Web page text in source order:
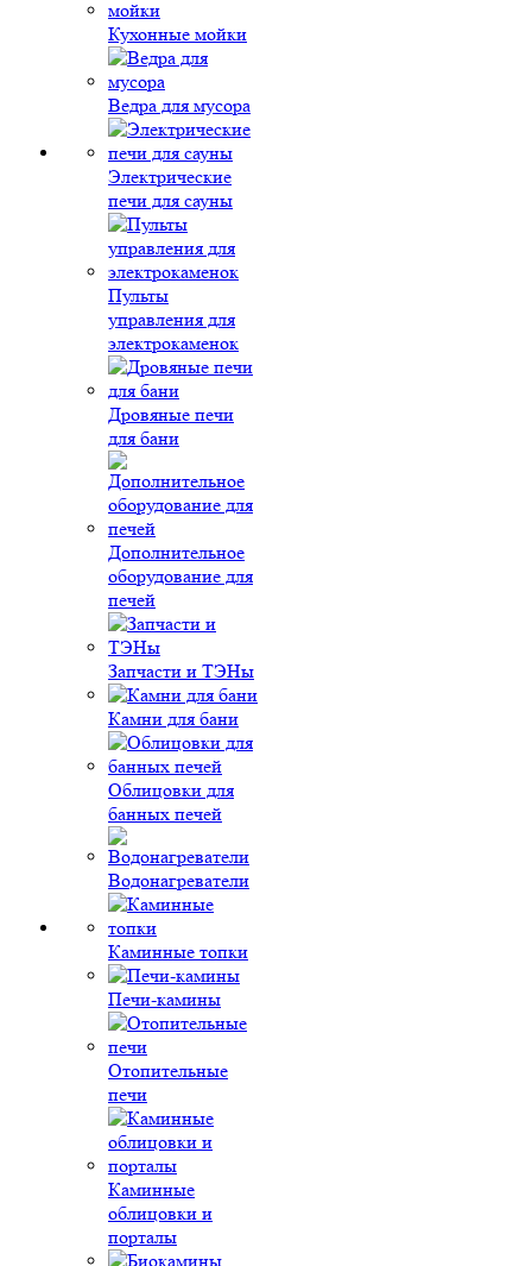
Кухонные мойки
Ведра для мусора
Электрические
печи для сауны
Пульты
управления для
электрокаменок
Дровяные печи
для бани
Дополнительное
оборудование для
печей
Запчасти и ТЭНы
Камни для бани
Облицовки для
банных печей
Водонагреватели
Каминные топки
Печи-камины
Отопительные
печи
Каминные
облицовки и
порталы